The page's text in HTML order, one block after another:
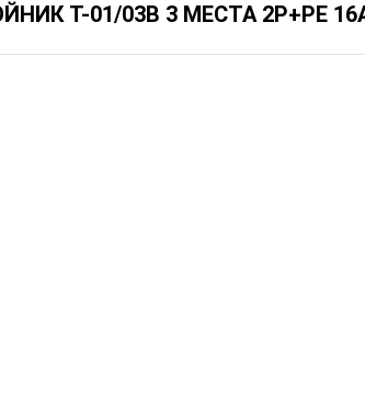
Т-01/03В 3 МЕСТА 2P+PE